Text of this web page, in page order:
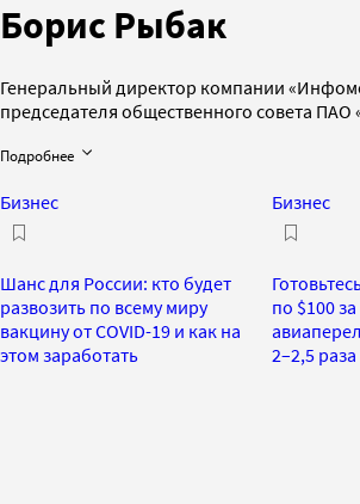
Борис Рыбак
Генеральный директор компании
председателя общественного совета ПАО
Подробнее
Бизнес
Шанс для России: кто будет
развозить по всему миру
вакцину от COVID-19 и как на
этом заработать
Бизнес
по $100
2–2,5 раза